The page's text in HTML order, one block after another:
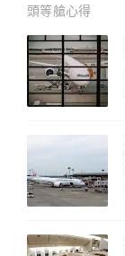
頭等艙心得